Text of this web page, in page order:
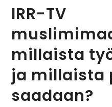
IRR-TV
millaista
ja millaista
saadaan?